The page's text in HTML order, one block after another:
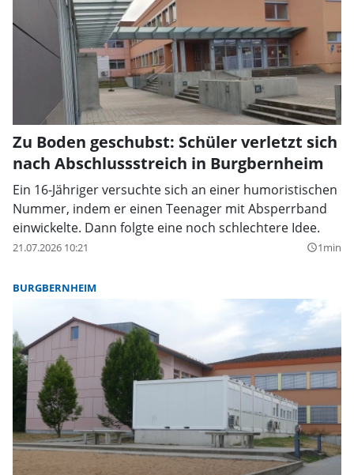
Zu Boden geschubst: Schüler verletzt sich
nach Abschlussstreich in Burgbernheim
Ein 16-Jähriger versuchte sich an einer humoristischen
Nummer, indem er einen Teenager mit Absperrband
einwickelte. Dann folgte eine noch schlechtere Idee.
21.07.2026 10:21 query_builder1min
BURGBERNHEIM